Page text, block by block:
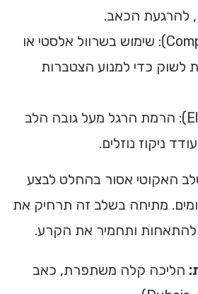
להרגעת הכאב.
חבישה (Compression): שימוש בשרוול אלסטי או
לשוק כדי למנוע הצטברות
הגבהה (Elevation): הרמת הרגל מעל גובה הלב
ניקוז נוזלים.
האקוטי אסור בהחלט לבצע
מתיחה בשלב זה תרחיק את
להתאחות ותחמיר את הקרע.
הליכה קלה משתפרת, כאב